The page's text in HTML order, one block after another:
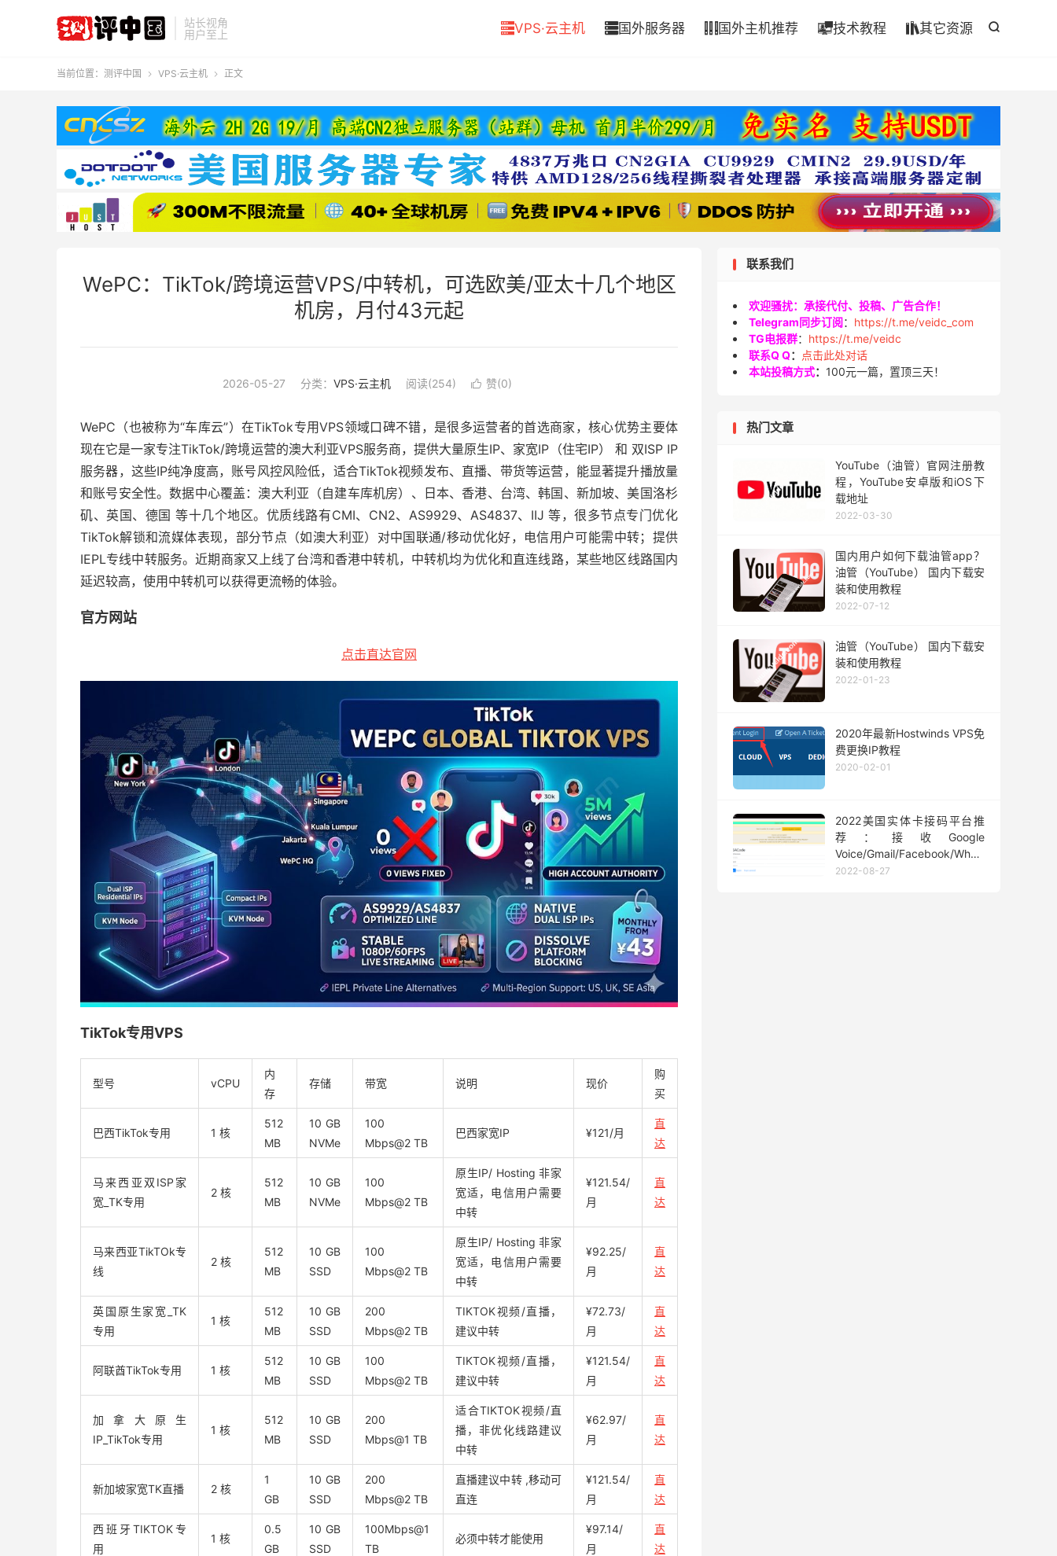
站长视角
用户至上

VPS·云主机 国外服务器  国外主机推荐 技术教程 其它资源
当前位置： 测评中国  VPS·云主机  正文
WePC：TikTok/跨境运营VPS/中转机，可选欧美/亚太十几个地区
机房，月付43元起
2026-05-27 分类： VPS·云主机 阅读(254)  赞(0)
WePC（也被称为“车库云”）在TikTok专用VPS领域口碑不错，是很多运营者的首选商家，核心优势主要体
现在它是一家专注TikTok/跨境运营的澳大利亚VPS服务商，提供大量原生IP、家宽IP（住宅IP） 和 双ISP IP
服务器，这些IP纯净度高，账号风控风险低，适合TikTok视频发布、直播、带货等运营，能显著提升播放量
和账号安全性。数据中心覆盖：澳大利亚（自建车库机房）、日本、香港、台湾、韩国、新加坡、美国洛杉
矶、英国、德国 等十几个地区。优质线路有CMI、CN2、AS9929、AS4837、IIJ 等，很多节点专门优化
TikTok解锁和流媒体表现，部分节点（如澳大利亚）对中国联通/移动优化好，电信用户可能需中转；提供
IEPL专线中转服务。近期商家又上线了台湾和香港中转机，中转机均为优化和直连线路，某些地区线路国内
延迟较高，使用中转机可以获得更流畅的体验。
官方网站
点击直达官网
TikTok专用VPS
型号 vCPU
内
存
存储 带宽 说明 现价
购
买
巴西TikTok专用 1 核
512
MB
10 GB
NVMe
100
Mbps@2 TB
巴西家宽IP ¥121/月
直
达
马来西亚双ISP家
宽_TK专用
2 核
512
MB
10 GB
NVMe
100
Mbps@2 TB
原生IP/ Hosting 非家
宽适，电信用户需要
中转
¥121.54/
月
直
达
马来西亚TikTOk专
线
2 核
512
MB
10 GB
SSD
100
Mbps@2 TB
原生IP/ Hosting 非家
宽适，电信用户需要
中转
¥92.25/
月
直
达
英国原生家宽_TK
专用
1 核
512
MB
10 GB
SSD
200
Mbps@2 TB
TIKTOK视频/直播，
建议中转
¥72.73/
月
直
达
阿联酋TikTok专用 1 核
512
MB
10 GB
SSD
100
Mbps@2 TB
TIKTOK视频/直播，
建议中转
¥121.54/
月
直
达
加拿大原生
IP_TikTok专用
1 核
512
MB
10 GB
SSD
200
Mbps@1 TB
适合TIKTOK视频/直
播，非优化线路建议
中转
¥62.97/
月
直
达
新加坡家宽TK直播 2 核
1
GB
10 GB
SSD
200
Mbps@2 TB
直播建议中转 ,移动可
直连
¥121.54/
月
直
达
西班牙TIKTOK专
用
1 核
0.5
GB
10 GB
SSD
100Mbps@1
TB
必须中转才能使用
¥97.14/
月
直
达
联系我们
欢迎骚扰：承接代付、投稿、广告合作！
Telegram同步订阅： https://t.me/veidc_com
TG电报群： https://t.me/veidc
联系Q Q：
点击此处对话
本站投稿方式： 100元一篇，置顶三天！
热门文章
YouTube（油管）官网注册教
程，YouTube安卓版和iOS下
载地址
2022-03-30
国内用户如何下载油管app？
油管（YouTube） 国内下载安
装和使用教程
2022-07-12
油管（YouTube） 国内下载安
装和使用教程
2022-01-23
2020年最新Hostwinds VPS免
费更换IP教程
2020-02-01
2022美国实体卡接码平台推
荐：接收Google
Voice/Gmail/Facebook/Whatsapp
等短信验证码
2022-08-27